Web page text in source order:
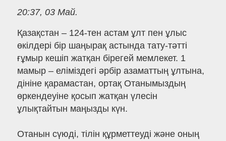
20:37, 03 Май.
Қазақстан – 124-тен астам ұлт пен ұлыс
өкілдері бір шаңырақ астында тату-тәтті
ғұмыр кешіп жатқан бірегей мемлекет. 1
мамыр – еліміздегі әрбір азаматтың ұлтына,
дініне қарамастан, ортақ Отанымыздың
өркендеуіне қосып жатқан үлесін
ұлықтайтын маңызды күн.
Отанын сүюді, тілін құрметтеуді және оның